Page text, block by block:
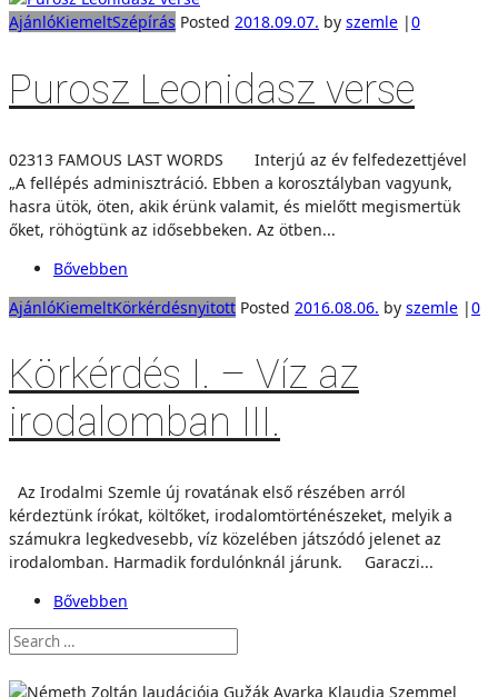
AjánlóKiemeltSzépírás Posted 2018.09.07. by szemle |0
Purosz Leonidasz verse
02313 FAMOUS LAST WORDS Interjú az év felfedezettjével
„A fellépés adminisztráció. Ebben a korosztályban vagyunk,
hasra ütök, öten, akik érünk valamit, és mielőtt megismertük
őket, röhögtünk az idősebbeken. Az ötben...
Bővebben
AjánlóKiemeltKörkérdésnyitott Posted 2016.08.06. by szemle |0
Körkérdés I. – Víz az
irodalomban III.
Az Irodalmi Szemle új rovatának első részében arról
kérdeztünk írókat, költőket, irodalomtörténészeket, melyik a
számukra legkedvesebb, víz közelében játszódó jelenet az
irodalomban. Harmadik fordulónknál járunk. Garaczi...
Bővebben